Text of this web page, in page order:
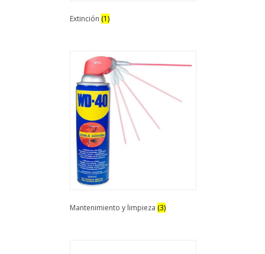
Extinción (1)
Mantenimiento y limpieza (3)